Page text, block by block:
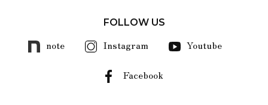
FOLLOW US
note Instagram Youtube
Facebook